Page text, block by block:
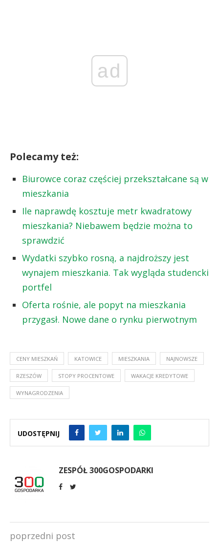
ad
Polecamy też:
Biurowce coraz częściej przekształcane są w
mieszkania
Ile naprawdę kosztuje metr kwadratowy
mieszkania? Niebawem będzie można to
sprawdzić
Wydatki szybko rosną, a najdroższy jest
wynajem mieszkania. Tak wygląda studencki
portfel
Oferta rośnie, ale popyt na mieszkania
przygasł. Nowe dane o rynku pierwotnym
CENY MIESZKAŃ KATOWICE MIESZKANIA NAJNOWSZE
RZESZÓW STOPY PROCENTOWE WAKACJE KREDYTOWE
WYNAGRODZENIA
UDOSTĘPNIJ
ZESPÓŁ 300GOSPODARKI
poprzedni post